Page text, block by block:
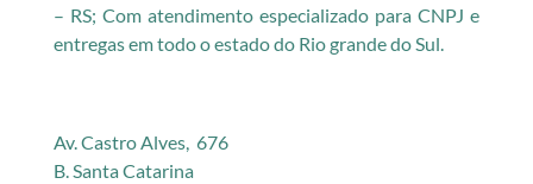
– RS; Com atendimento especializado para CNPJ e
entregas em todo o estado do Rio grande do Sul.
Av. Castro Alves, 676
B. Santa Catarina